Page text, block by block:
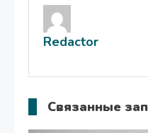
записям
Redactor
Связанные